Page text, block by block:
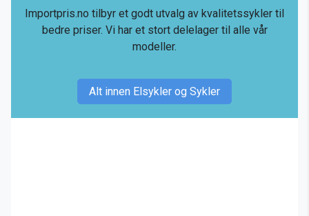
Importpris.no tilbyr et godt utvalg av kvalitetssykler til
bedre priser. Vi har et stort delelager til alle vår
modeller.
Alt innen Elsykler og Sykler